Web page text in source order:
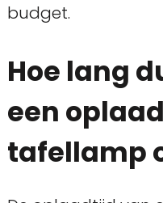
budget.
Hoe lang
een
tafellamp